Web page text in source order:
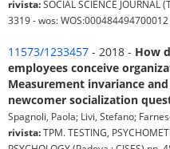
rivista:SOCIAL SCIENCE
3319 - wos:
11573/1233457 - 2018 - How
employees conceive
Measurement invariance
newcomer socialization
Spagnoli, Paola; Livi, Stefano;
rivista:TPM. TESTING,